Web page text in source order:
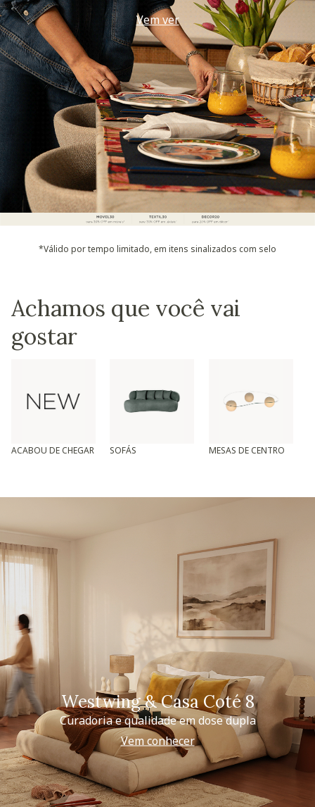
Use seu voucher
*Válido por tempo limitado, em itens sinalizados com selo
Achamos que você vai
gostar
ACABOU DE CHEGAR SOFÁS MESAS DE CENTRO
Westwing & Casa Coté 8
Curadoria e qualidade em dose dupla
Vem conhecer